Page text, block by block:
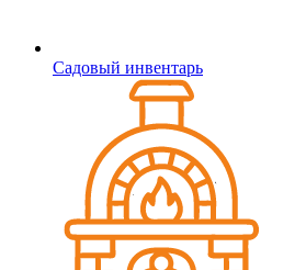
Садовый инвентарь